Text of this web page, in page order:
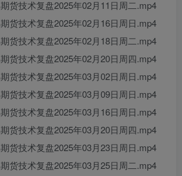
货技术复盘2025年02月11日周二.mp4
货技术复盘2025年02月16日周日.mp4
货技术复盘2025年02月18日周二.mp4
货技术复盘2025年02月20日周四.mp4
货技术复盘2025年03月02日周日.mp4
货技术复盘2025年03月09日周日.mp4
货技术复盘2025年03月16日周日.mp4
货技术复盘2025年03月20日周四.mp4
货技术复盘2025年03月23日周日.mp4
货技术复盘2025年03月25日周二.mp4